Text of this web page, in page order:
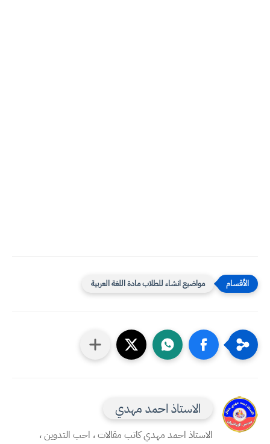
مواضيع انشاء للطلاب مادة اللغة العربية
الاستاذ احمد مهدي
الاستاذ احمد مهدي كاتب مقالات ، احب التدوين ،